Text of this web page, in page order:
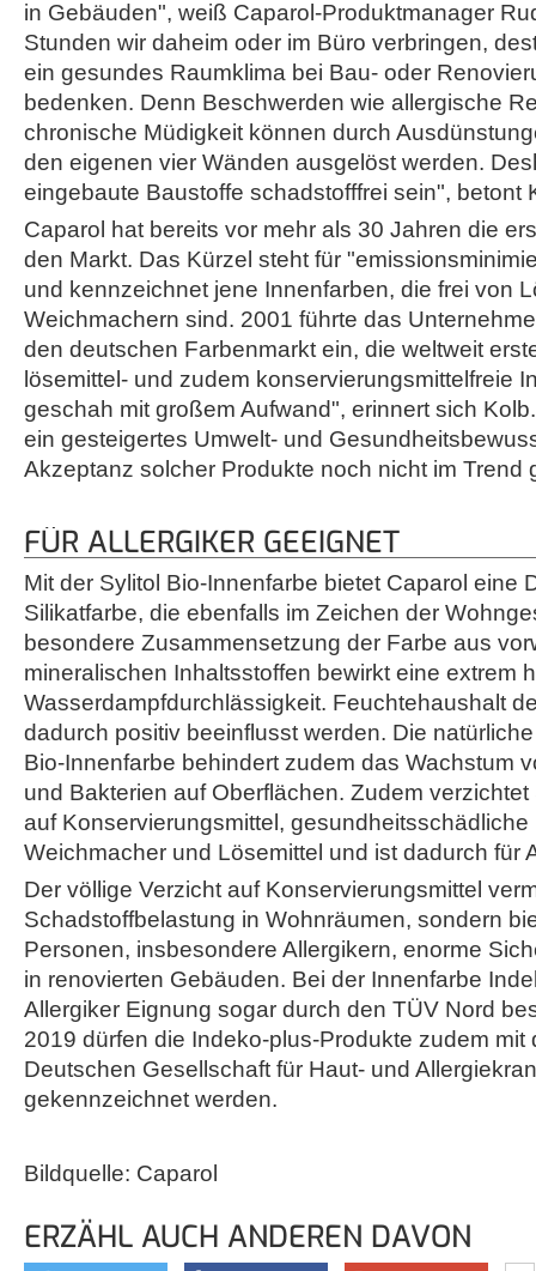
in Gebäuden", weiß Caparol-Produktmanager
Stunden wir daheim oder im Büro verbringen,
ein gesundes Raumklima bei Bau- oder
bedenken. Denn Beschwerden wie allergische
chronische Müdigkeit können durch
den eigenen vier Wänden ausgelöst werden.
eingebaute Baustoffe schadstofffrei sein", betont
Caparol hat bereits vor mehr als 30 Jahren die
den Markt. Das Kürzel steht für
und kennzeichnet jene Innenfarben, die frei von
Weichmachern sind. 2001 führte das
den deutschen Farbenmarkt ein, die weltweit
lösemittel- und zudem konservierungsmittelfreie
geschah mit großem Aufwand", erinnert sich
ein gesteigertes Umwelt- und
Akzeptanz solcher Produkte noch nicht im Trend
FÜR ALLERGIKER GEEIGNET
Mit der Sylitol Bio-Innenfarbe bietet Caparol eine
Silikatfarbe, die ebenfalls im Zeichen der
besondere Zusammensetzung der Farbe aus
mineralischen Inhaltsstoffen bewirkt eine extrem
Wasserdampfdurchlässigkeit. Feuchtehaushalt
dadurch positiv beeinflusst werden. Die
Bio-Innenfarbe behindert zudem das Wachstum
und Bakterien auf Oberflächen. Zudem
auf Konservierungsmittel,
Weichmacher und Lösemittel und ist dadurch für
Der völlige Verzicht auf Konservierungsmittel
Schadstoffbelastung in Wohnräumen, sondern
Personen, insbesondere Allergikern, enorme
in renovierten Gebäuden. Bei der Innenfarbe
Allergiker Eignung sogar durch den TÜV Nord
2019 dürfen die Indeko-plus-Produkte zudem mit
Deutschen Gesellschaft für Haut- und
gekennzeichnet werden.
Bildquelle: Caparol
ERZÄHL AUCH ANDEREN DAVON